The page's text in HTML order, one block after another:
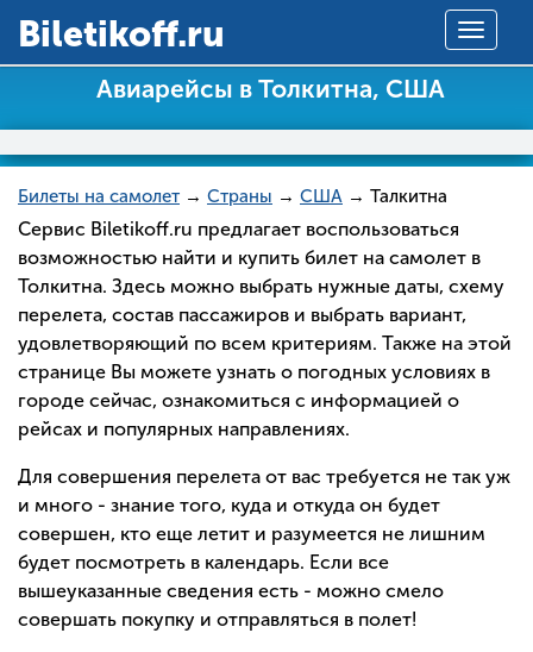
Toggle
Вiletikoff.ru
Авиарейсы в Толкитна, США
Билеты на самолет → Страны → США → Талкитна
Сервис Biletikoff.ru предлагает воспользоваться
возможностью найти и купить билет на самолет в
Толкитна. Здесь можно выбрать нужные даты, схему
перелета, состав пассажиров и выбрать вариант,
удовлетворяющий по всем критериям. Также на этой
странице Вы можете узнать о погодных условиях в
городе сейчас, ознакомиться с информацией о
рейсах и популярных направлениях.
Для совершения перелета от вас требуется не так уж
и много - знание того, куда и откуда он будет
совершен, кто еще летит и разумеется не лишним
будет посмотреть в календарь. Если все
вышеуказанные сведения есть - можно смело
совершать покупку и отправляться в полет!